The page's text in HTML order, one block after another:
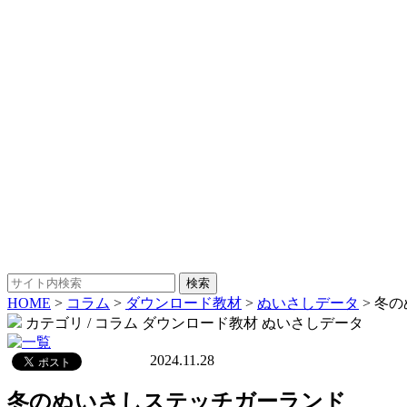
HOME > コラム > ダウンロード教材 > ぬいさしデータ > 冬の
カテゴリ / コラム ダウンロード教材 ぬいさしデータ
2024.11.28
冬のぬいさしステッチガーランド